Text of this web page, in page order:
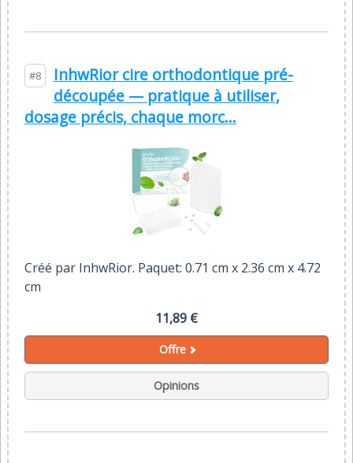
#8
InhwRior cire orthodontique pré-
découpée — pratique à utiliser,
dosage précis, chaque morc...
Créé par InhwRior. Paquet: 0.71 cm x 2.36 cm x 4.72
cm
11,89 €
Offre
Opinions